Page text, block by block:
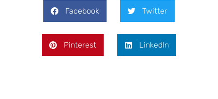
Facebook Twitter
Pinterest LinkedIn